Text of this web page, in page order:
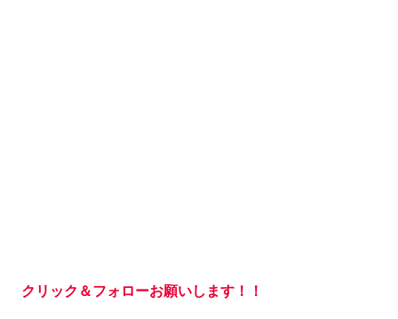
クリック＆フォローお願いします！！